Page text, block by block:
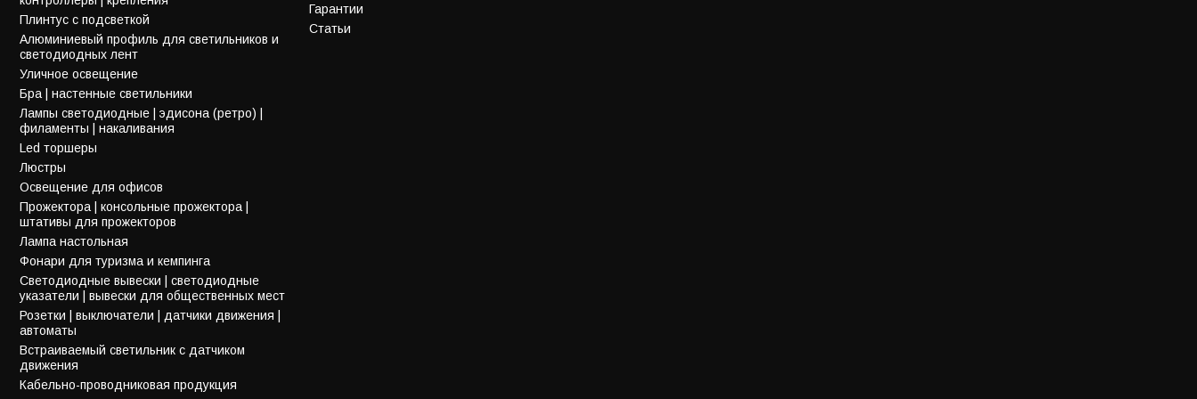
Плинтус с подсветкой
Алюминиевый профиль для светильников и
светодиодных лент
Уличное освещение
Бра | настенные светильники
Лампы светодиодные | эдисона (ретро) |
филаменты | накаливания
Led торшеры
Люстры
Освещение для офисов
Прожектора | консольные прожектора |
штативы для прожекторов
Лампа настольная
Фонари для туризма и кемпинга
Светодиодные вывески | светодиодные
указатели | вывески для общественных мест
Розетки | выключатели | датчики движения |
автоматы
Встраиваемый светильник с датчиком
движения
Кабельно-проводниковая продукция
Гарантии
Статьи